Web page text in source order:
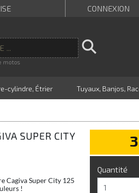
CONNEXION
motos
cylindre, Étrier Tuyaux, Banjos,
SUPER CITY
Cagiva Super City 125
!
Quantité